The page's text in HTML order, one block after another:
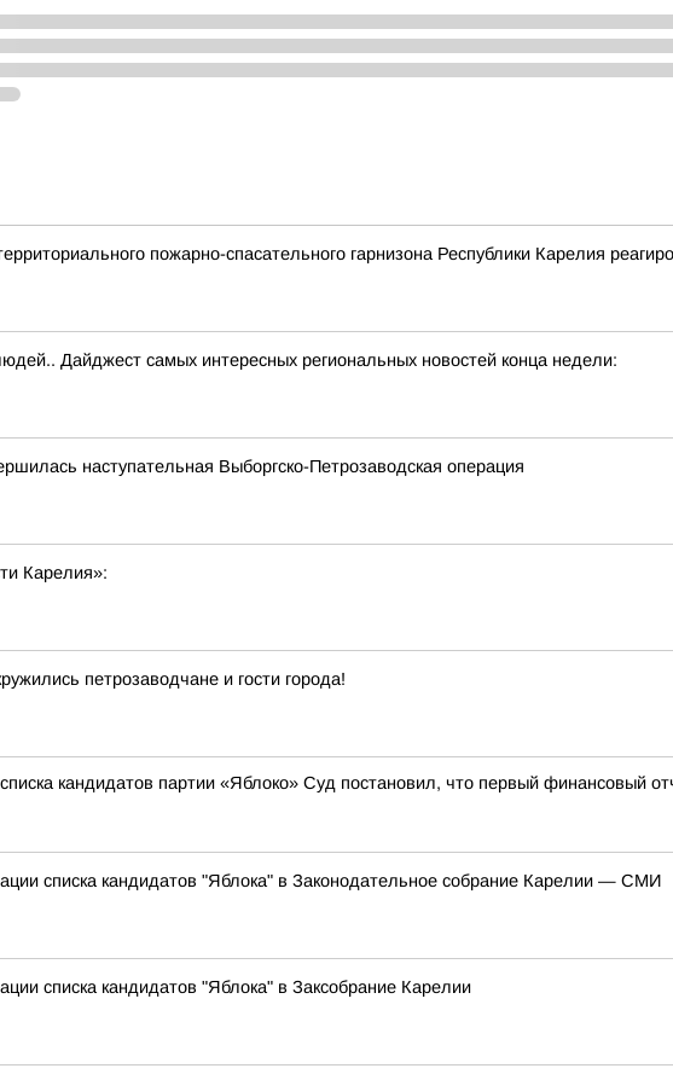
пожарно-спасательного гарнизона Республики Карелия
Дайджест самых интересных региональных новостей конца недели:
наступательная Выборгско-Петрозаводская операция
Карелия»:
петрозаводчане и гости города!
кандидатов партии «Яблоко» Суд постановил, что первый финансовый
списка кандидатов "Яблока" в Законодательное собрание Карелии — СМИ
списка кандидатов "Яблока" в Заксобрание Карелии